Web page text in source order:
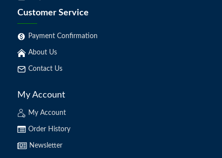
Customer Service
Payment Confirmation
About Us
Contact Us
My Account
My Account
Order History
Newsletter